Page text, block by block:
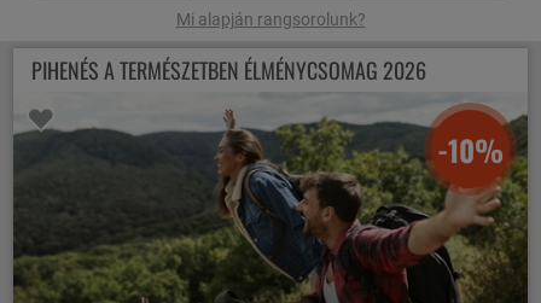
Mi alapján rangsorolunk?
PIHENÉS A TERMÉSZETBEN ÉLMÉNYCSOMAG 2026
-10%